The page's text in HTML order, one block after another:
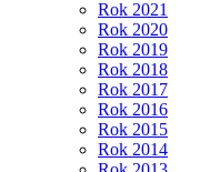
Rok 2021
Rok 2020
Rok 2019
Rok 2018
Rok 2017
Rok 2016
Rok 2015
Rok 2014